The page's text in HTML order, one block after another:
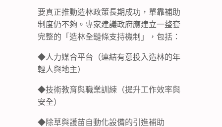
要真正推動造林政策長期成功，單靠補助
制度仍不夠。專家建議政府應建立一整套
完整的「造林全鏈條支持機制」，包括：
◆人力媒合平台（連結有意投入造林的年
輕人與地主）
◆技術教育與職業訓練（提升工作效率與
安全）
◆除草與護苗自動化設備的引進補助